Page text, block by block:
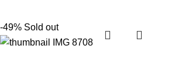
-49% Sold out